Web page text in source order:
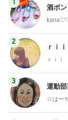
1
酒ポ
2
ｒｉ
ｒｉｉ
3
運動
☆はー